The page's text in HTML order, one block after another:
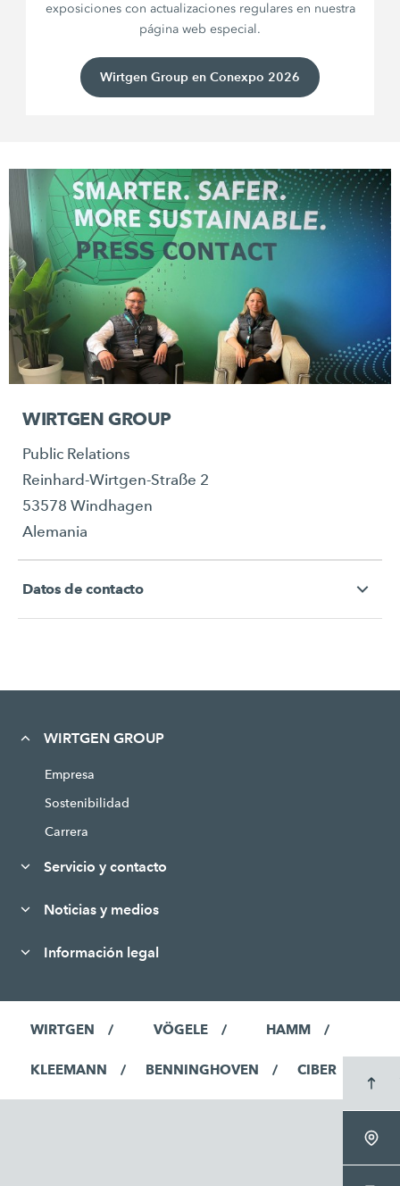
exposiciones con actualizaciones regulares en nuestra
página web especial.
Wirtgen Group en Conexpo 2026
WIRTGEN GROUP
Public Relations
Reinhard-Wirtgen-Straße 2
53578 Windhagen
Alemania
Datos de contacto
WIRTGEN GROUP
Empresa
Sostenibilidad
Carrera
Servicio y contacto
Noticias y medios
Información legal
WIRTGEN VÖGELE HAMM
KLEEMANN BENNINGHOVEN CIBER